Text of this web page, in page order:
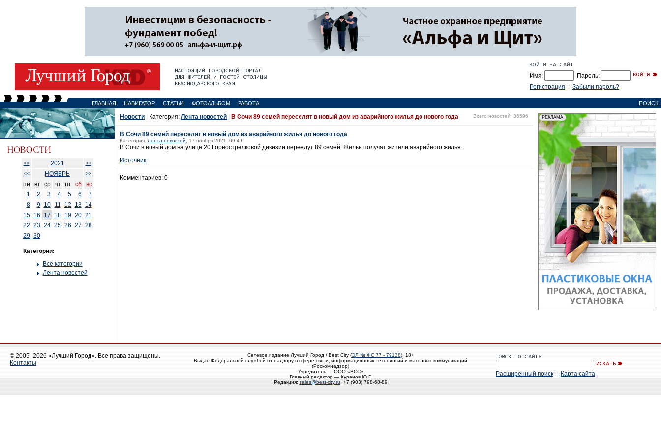
Имя:
Пароль:
Регистрация
Забыли пароль?
ГЛАВНАЯ НАВИГАТОР СТАТЬИ ФОТОАЛЬБОМ РАБОТА ПОИСК
<< 2021
>>
<<
НОЯБРЬ >>
пн вт ср чт пт сб
вс
1
2 3 4 5 6
7
8
9 10 11 12 13
14
15
16 17 18 19 20 21
22 23 24 25 26 27 28
29 30
Категории:
Все категории
Лента новостей
Новости | Категория: Лента новостей В Сочи 89 семей переселят в новый дом из аварийного жилья до нового года Всего новостей: 36596
В Сочи 89 семей переселят в новый дом из аварийного жилья до нового года
Категория: Лента новостей , 17 ноября 2021, 09:49
В Сочи в новый дом на улице 20 Горнострелковой дивизии переедут 89 семей. Жилье получат жители аварийного жилья.
Источник
Комментариев: 0
© 2005–2026 «Лучший Город». Все права защищены.
Контакты
Сетевое издание Лучший Город / Best City (ЭЛ № ФС 77 - 79138), 18+
Выдан Федеральной службой по надзору в сфере связи, информационных технологий и массовых коммуникаций
(Роскомнадзор)
Учредитель — ООО «ВСС»
Главный редактор — Куранов Ю.Г.
Редакция: sales@best-city.ru , +7 (903) 798-68-89
Расширенный поиск Карта сайта